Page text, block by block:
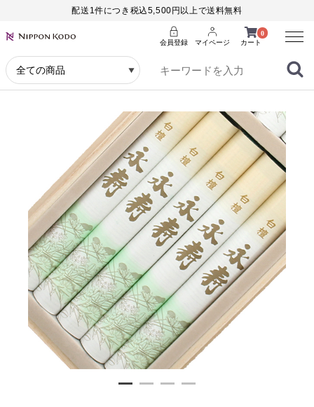
配送1件につき税込5,500円以上で送料無料
0
カート
会員登録 マイページ
Menu